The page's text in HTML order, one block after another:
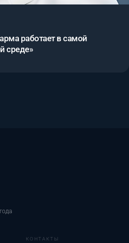
работает в самой
среде»
КОНТАКТЫ